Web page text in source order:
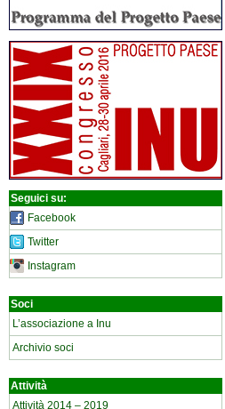
Seguici su:
Facebook
Twitter
Instagram
Soci
L’associazione a Inu
Archivio soci
Attività
Attività 2014 – 2019